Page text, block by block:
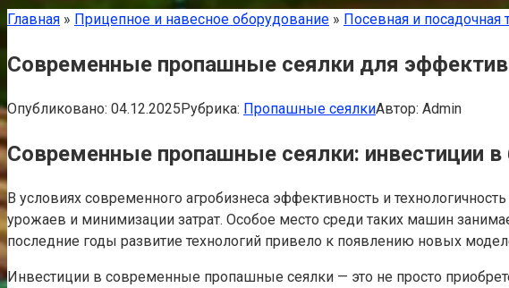
Главная » Прицепное и навесное оборудование » Посевная и посадочная
Современные пропашные сеялки для
Опубликовано: 04.12.2025Рубрика: Пропашные сеялкиАвтор: Admin
Современные пропашные сеялки: инвестиции
В условиях современного агробизнеса эффективность и
урожаев и минимизации затрат. Особое место среди таких машин
последние годы развитие технологий привело к появлению новых
Инвестиции в современные пропашные сеялки — это не просто